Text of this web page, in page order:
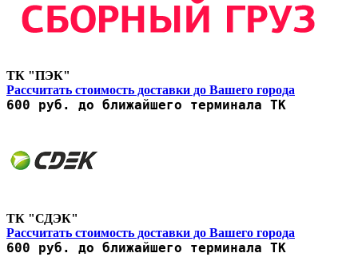
ТК "ПЭК"
Рассчитать стоимость доставки до Вашего города
600 руб. до ближайшего терминала ТК
ТК "СДЭК"
Рассчитать стоимость доставки до Вашего города
600 руб. до ближайшего терминала ТК